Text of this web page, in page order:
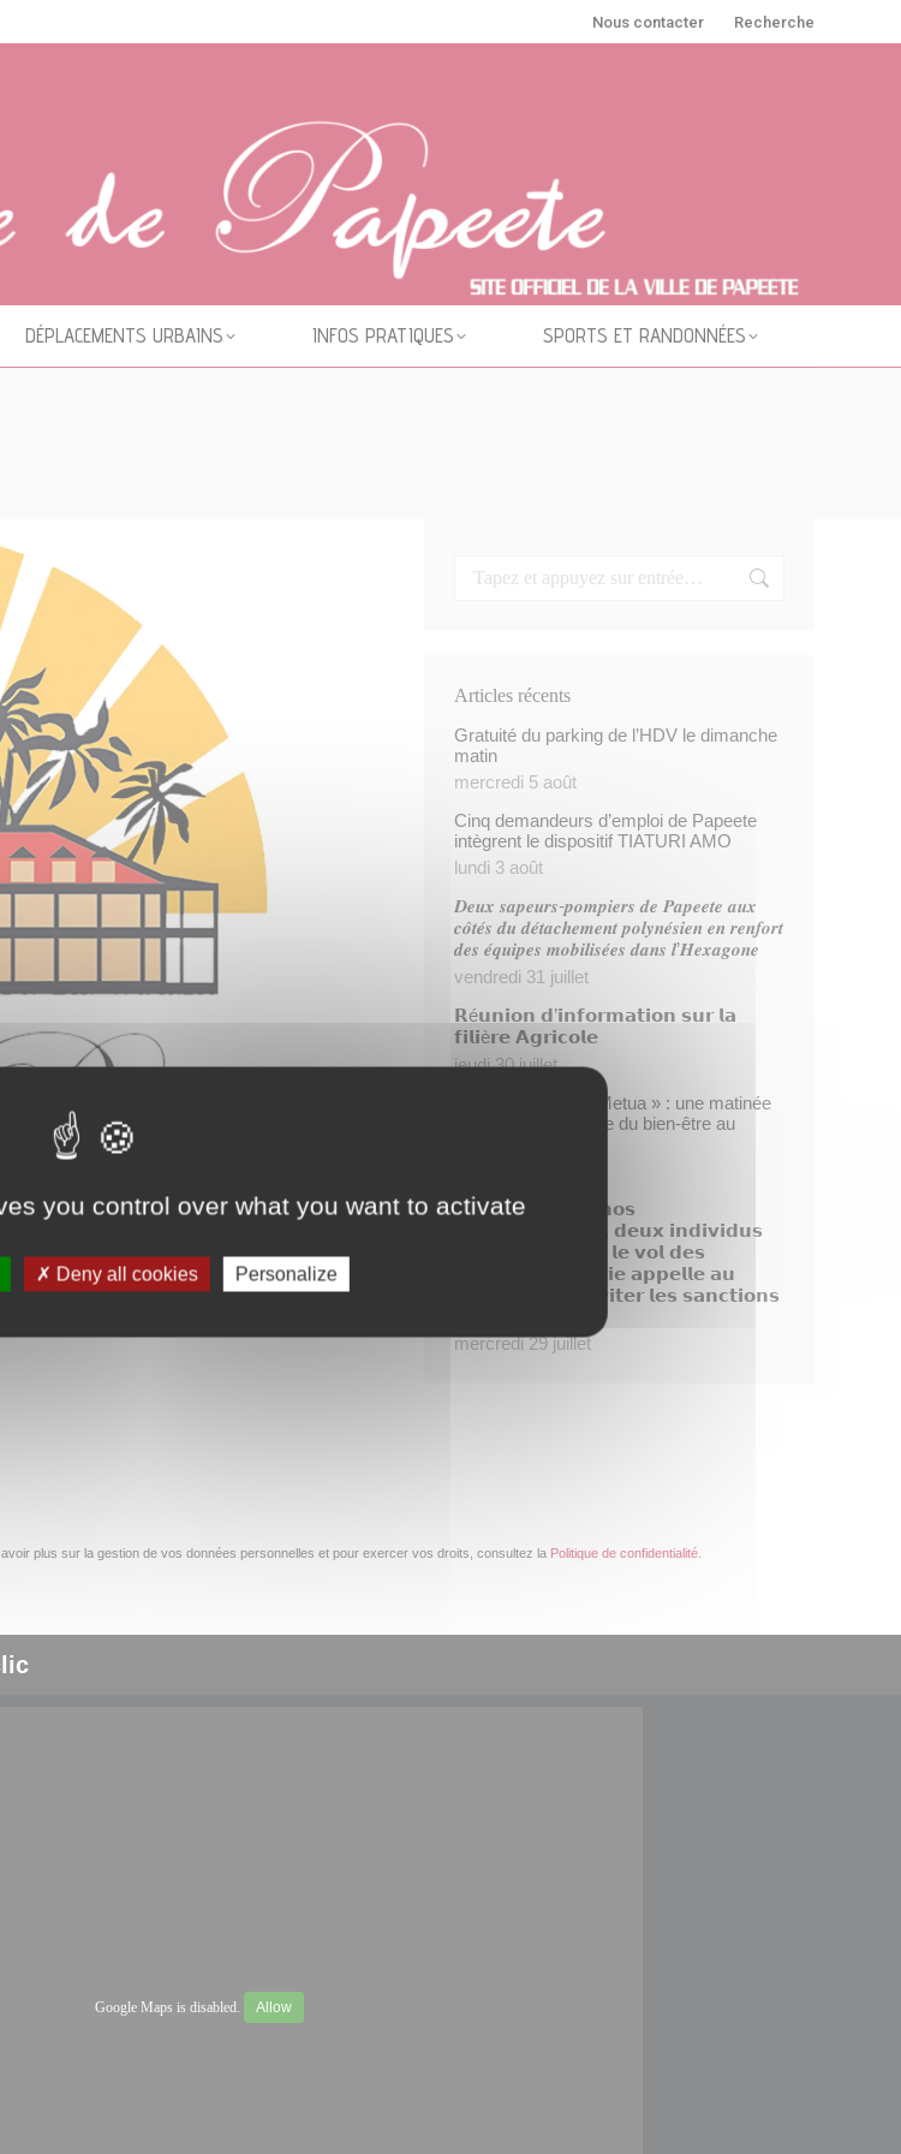
Nous contacter Recherche
DÉPLACEMENTS URBAINS INFOS PRATIQUES SPORTS ET RANDONNÉES
Articles récents
Gratuité du parking de l’HDV le dimanche
matin
mercredi 5 août
Cinq demandeurs d’emploi de Papeete
intègrent le dispositif TIATURI AMO
lundi 3 août
𝑫𝒆𝒖𝒙 𝒔𝒂𝒑𝒆𝒖𝒓𝒔-𝒑𝒐𝒎𝒑𝒊𝒆𝒓𝒔 𝒅𝒆 𝑷𝒂𝒑𝒆𝒆𝒕𝒆 𝒂𝒖𝒙
𝒄𝒐̂𝒕𝒆́𝒔 𝒅𝒖 𝒅𝒆́𝒕𝒂𝒄𝒉𝒆𝒎𝒆𝒏𝒕 𝒑𝒐𝒍𝒚𝒏𝒆́𝒔𝒊𝒆𝒏 𝒆𝒏 𝒓𝒆𝒏𝒇𝒐𝒓𝒕
𝒅𝒆𝒔 𝒆́𝒒𝒖𝒊𝒑𝒆𝒔 𝒎𝒐𝒃𝒊𝒍𝒊𝒔𝒆́𝒆𝒔 𝒅𝒂𝒏𝒔 𝒍’𝑯𝒆𝒙𝒂𝒈𝒐𝒏𝒆
vendredi 31 juillet
𝗥é𝘂𝗻𝗶𝗼𝗻 𝗱’𝗶𝗻𝗳𝗼𝗿𝗺𝗮𝘁𝗶𝗼𝗻 𝘀𝘂𝗿 𝗹𝗮
𝗳𝗶𝗹𝗶è𝗿𝗲 𝗔𝗴𝗿𝗶𝗰𝗼𝗹𝗲
jeudi 30 juillet
Opération « Taofe Metua » : une matinée
placée sous le signe du bien-être au
𝗗𝗶𝘀𝗽𝗮𝗿𝗶𝘁𝗶𝗼𝗻 𝗱𝗲 𝗻𝗼𝘀
𝗯𝗼𝘂𝗴𝗮𝗶𝗻𝘃𝗶𝗹𝗹𝗶𝗲𝗿𝘀, 𝗱𝗲𝘂𝘅 𝗶𝗻𝗱𝗶𝘃𝗶𝗱𝘂𝘀
𝗶𝗱𝗲𝗻𝘁𝗶𝗳𝗶é𝘀 𝗮𝗽𝗿é𝘀 𝗹𝗲 𝘃𝗼𝗹 𝗱𝗲𝘀
𝗽𝗹𝗮𝗻𝘁𝗲𝘀, 𝗹𝗮 𝗺𝗮𝗶𝗿𝗶𝗲 𝗮𝗽𝗽𝗲𝗹𝗹𝗲 𝗮𝘂
𝗰𝗶𝘃𝗶𝘀𝗺𝗲 𝗽𝗼𝘂𝗿 é𝘃𝗶𝘁𝗲𝗿 𝗹𝗲𝘀 𝘀𝗮𝗻𝗰𝘁𝗶𝗼𝗻𝘀
mercredi 29 juillet
plus sur la gestion de vos données personnelles et pour exercer vos droits, consultez la Politique de confidentialité
Google Maps is disabled. Allow
you control over what you want to activate
Deny all cookies Personalize